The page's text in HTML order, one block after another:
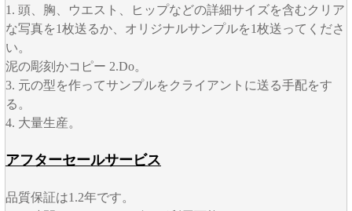
1. 頭、胸、ウエスト、ヒップなどの詳細サイズを含むクリア
な写真を1枚送るか、オリジナルサンプルを1枚送ってくださ
い。
泥の彫刻かコピー 2.Do。
3. 元の型を作ってサンプルをクライアントに送る手配をす
る。
4. 大量生産。
アフターセールサービス
品質保証は1.2年です。